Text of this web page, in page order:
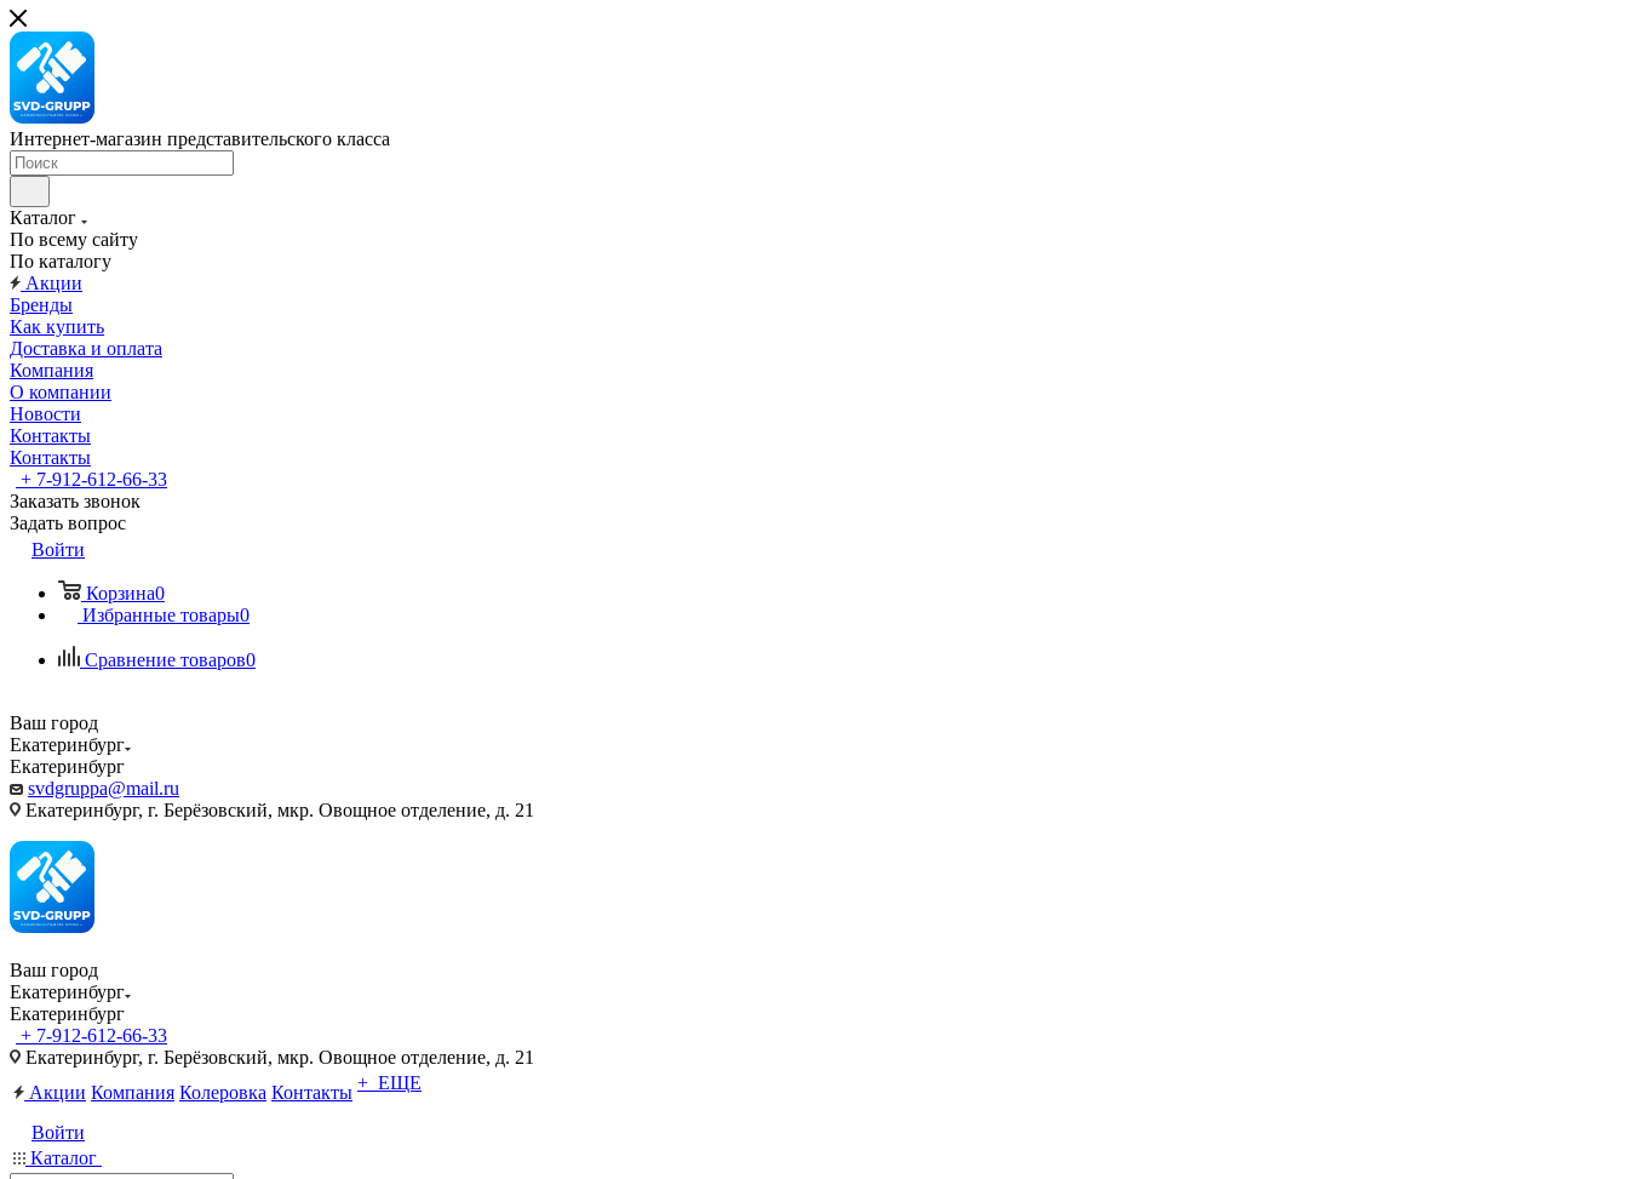
Интернет-магазин представительского класса
Каталог
По всему сайту
По каталогу
Акции
Бренды
Как купить
Доставка и оплата
Компания
О компании
Новости
Контакты
Контакты
+ 7-912-612-66-33
Заказать звонок
Задать вопрос
Войти
Корзина0
Избранные товары0
Сравнение товаров0
Ваш город
Екатеринбург
Екатеринбург
svdgruppa@mail.ru
Екатеринбург, г. Берёзовский, мкр. Овощное отделение, д. 21
Ваш город
Екатеринбург
Екатеринбург
+ 7-912-612-66-33
Екатеринбург, г. Берёзовский, мкр. Овощное отделение, д. 21
Акции Компания Колеровка Контакты + ЕЩЕ
Войти
Каталог